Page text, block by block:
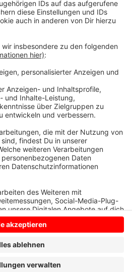
Genauso wie z.B.
Bollerwagen,
Platten und Essen von
Maßnahmen soll die
die Sauberkeit von
und See gewahrt und vor allem
gewährleistet werden, heißt